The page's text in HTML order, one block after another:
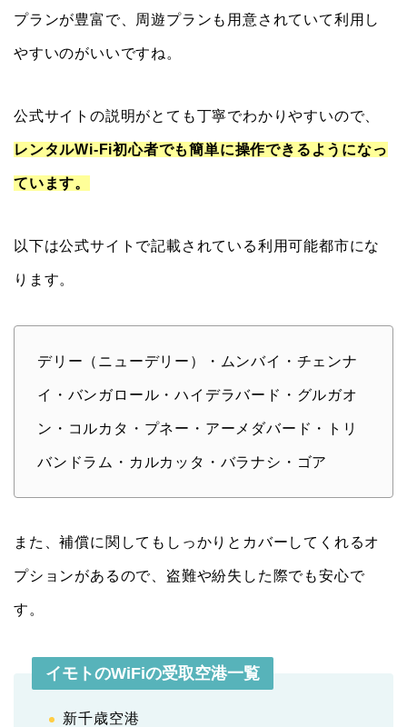
プランが豊富で、周遊プランも用意されていて利用し
やすいのがいいですね。
公式サイトの説明がとても丁寧でわかりやすいので、
レンタルWi-Fi初心者でも簡単に操作できるようになっ
ています。
以下は公式サイトで記載されている利用可能都市にな
ります。
デリー（ニューデリー）・ムンバイ・チェンナ
イ・バンガロール・ハイデラバード・グルガオ
ン・コルカタ・プネー・アーメダバード・トリ
バンドラム・カルカッタ・バラナシ・ゴア
また、補償に関してもしっかりとカバーしてくれるオ
プションがあるので、盗難や紛失した際でも安心で
す。
イモトのWiFiの受取空港一覧
新千歳空港